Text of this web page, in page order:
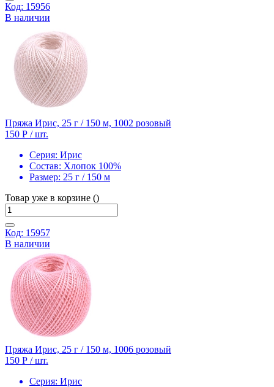
Код: 15956
В наличии
Пряжа Ирис, 25 г / 150 м, 1002 розовый
150 Р / шт.
Серия: Ирис
Состав: Хлопок 100%
Размер: 25 г / 150 м
Товар уже в корзине ()
Код: 15957
В наличии
Пряжа Ирис, 25 г / 150 м, 1006 розовый
150 Р / шт.
Серия: Ирис